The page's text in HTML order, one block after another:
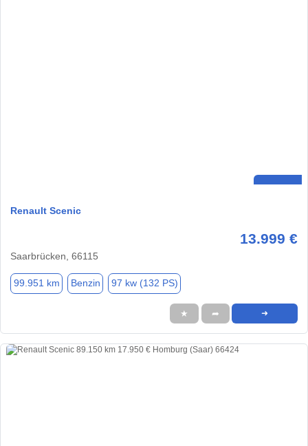
Renault Scenic
13.999 €
Saarbrücken, 66115
99.951 km Benzin 97 kw (132 PS)
★ ➦ ➜